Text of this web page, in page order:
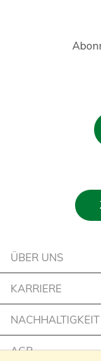
ÜBER UNS
KARRIERE
NACHHALTIGKEIT
AGB